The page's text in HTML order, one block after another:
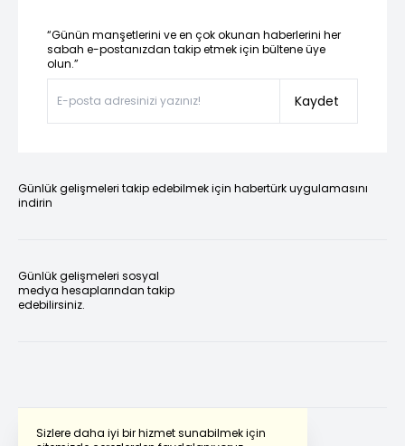
Sizlere daha iyi bir hizmet sunabilmek için
“Günün manşetlerini ve en çok okunan haberlerini her
sabah e-postanızdan takip etmek için bültene üye
olun.”
Kaydet
Günlük gelişmeleri takip edebilmek için habertürk uygulamasını
indirin
Günlük gelişmeleri sosyal
medya hesaplarından takip
edebilirsiniz.